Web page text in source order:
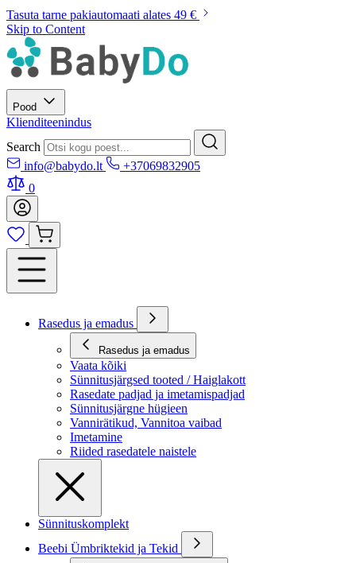
Tasuta tarne pakiautomaati alates 49 €
Skip to Content
Pood
Klienditeenindus
Search
info@babydo.lt
+37069832905
0
Rasedus ja emadus
Rasedus ja emadus
Vaata kõiki
Sünnitusjärgsed tooted / Haiglakott
Rasedate padjad ja imetamispadjad
Sünnitusjärgne hügieen
Vannirätikud, Vannitoa vaibad
Imetamine
Riided rasedatele naistele
Sünnituskomplekt
Beebi Ümbriktekid ja Tekid